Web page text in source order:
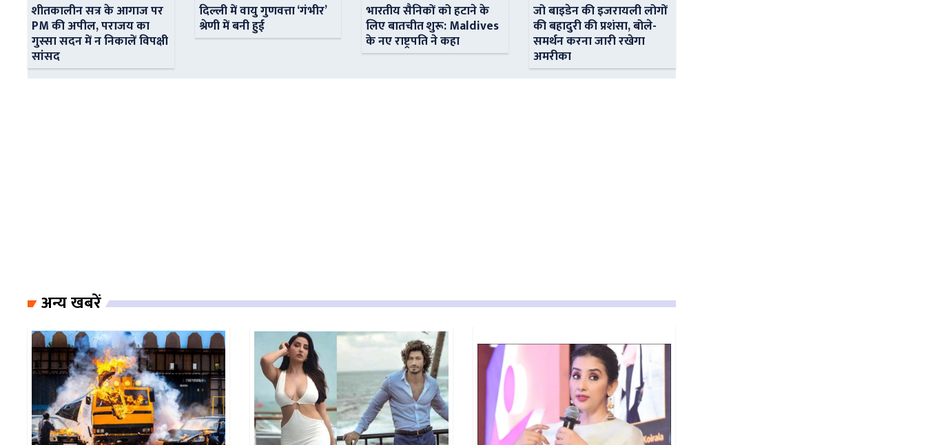
शीतकालीन सत्र के आगाज पर
PM की अपील, पराजय का
गुस्सा सदन में न निकालें विपक्षी
सांसद
दिल्ली में वायु गुणवत्ता ‘गंभीर’
श्रेणी में बनी हुई
भारतीय सैनिकों को हटाने के
लिए बातचीत शुरू: Maldives
के नए राष्ट्रपति ने कहा
जो बाइडेन की इजरायली लोगों
की बहादुरी की प्रशंसा, बोले-
समर्थन करना जारी रखेगा
अमरीका
अन्य खबरें